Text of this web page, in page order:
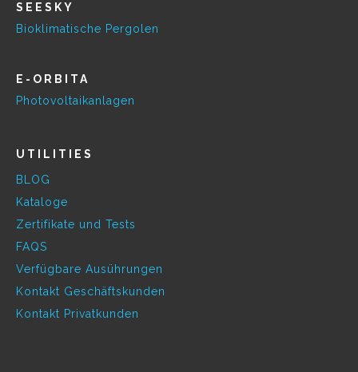
SEESKY
Bioklimatische Pergolen
E-ORBITA
Photovoltaikanlagen
UTILITIES
BLOG
Kataloge
Zertifikate und Tests
FAQS
Verfügbare Ausührungen
Kontakt Geschäftskunden
Kontakt Privatkunden